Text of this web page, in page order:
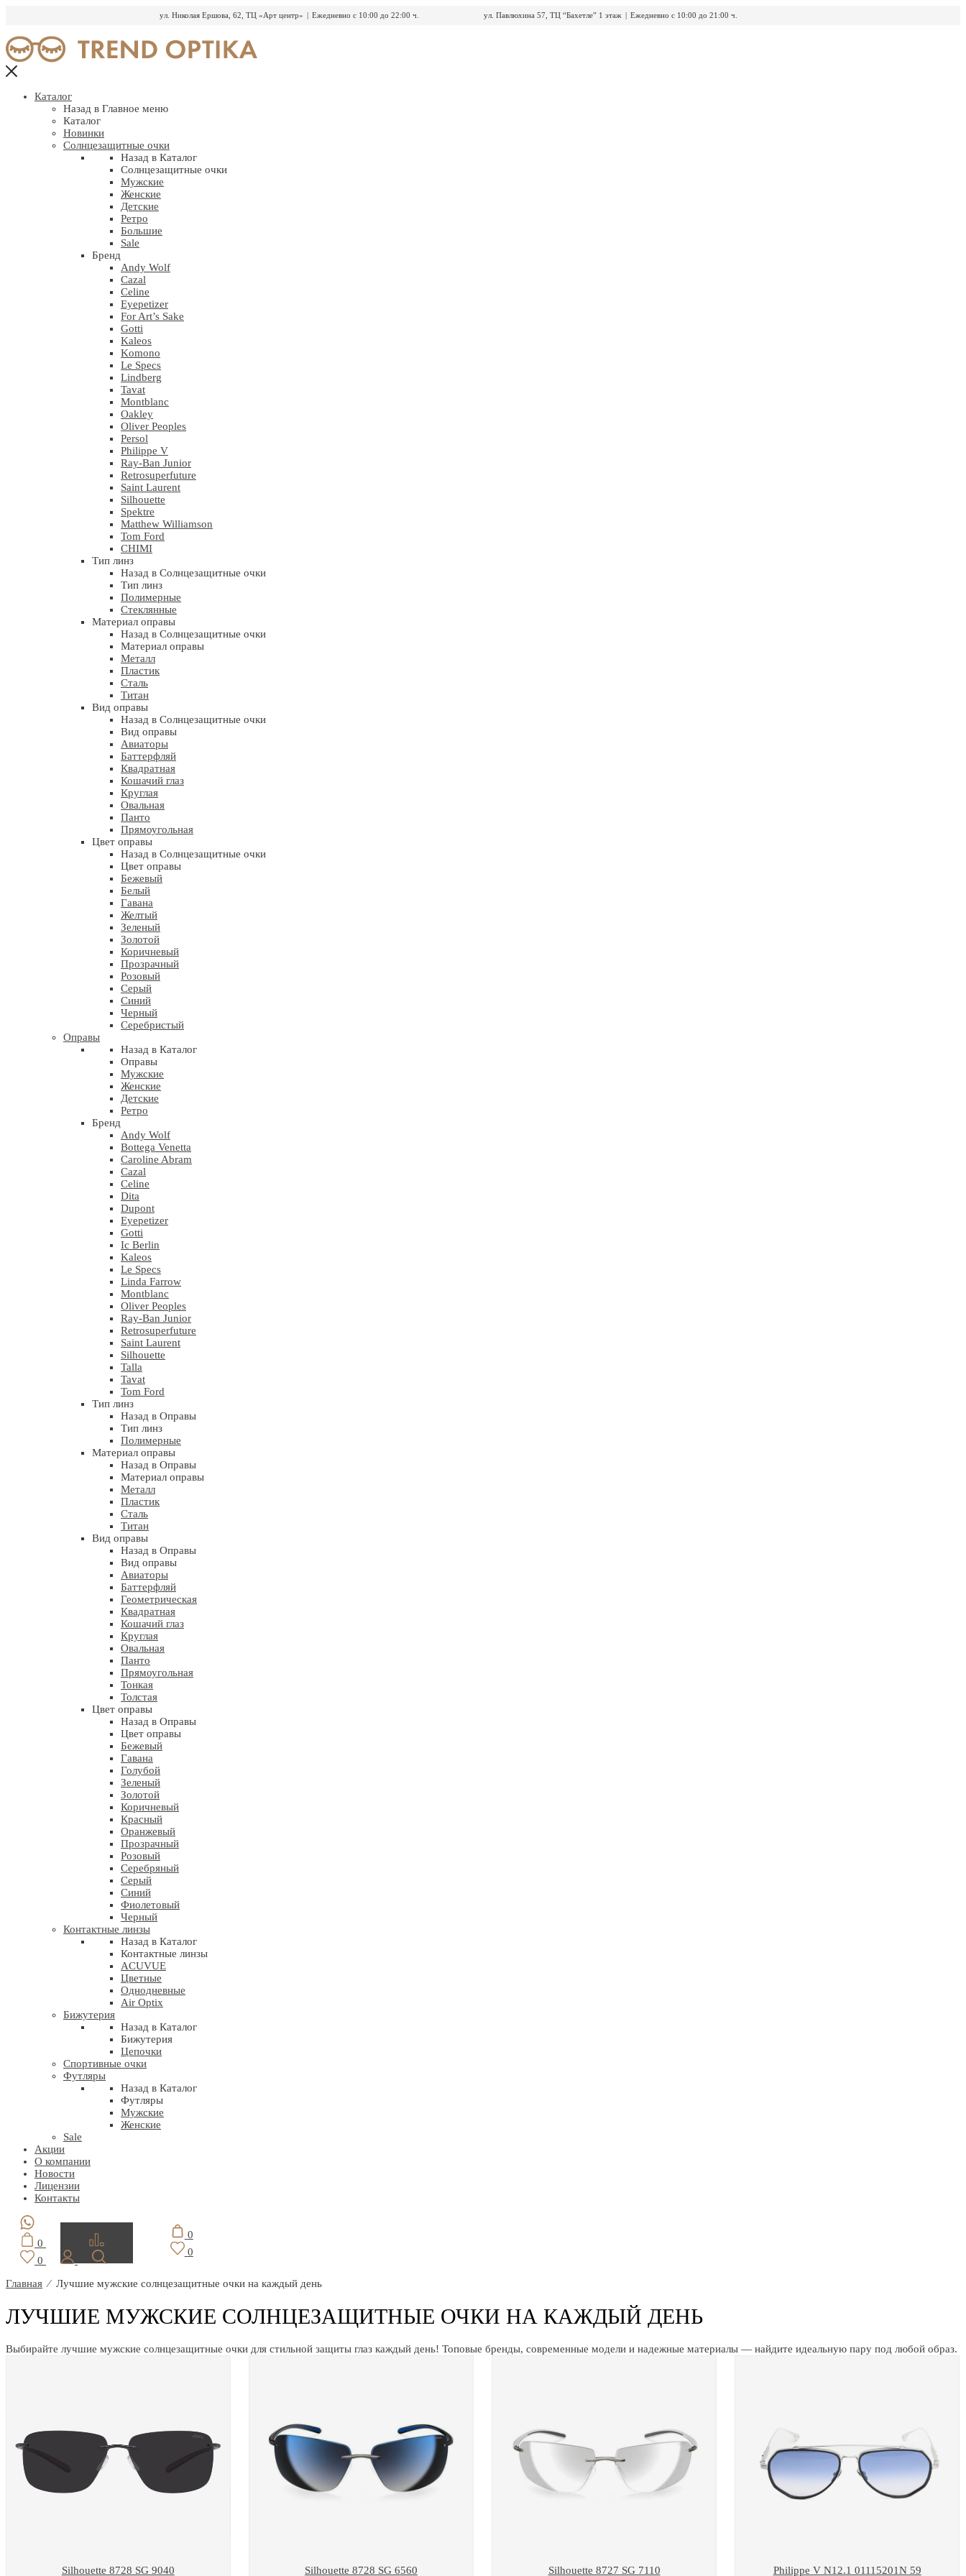
ул. Николая Ершова, 62, ТЦ «Арт центр» | Ежедневно с 10:00 до 22:00 ч. ул. Павлюхина 57, ТЦ “Бахетле” 1 этаж | Ежедневно с 10:00 до 21:00 ч.
к
содержимому
Каталог
Назад в Главное меню
Каталог
Новинки
Солнцезащитные очки
Назад в Каталог
Солнцезащитные очки
Мужские
Женские
Детские
Ретро
Большие
Sale
Бренд
Andy Wolf
Cazal
Celine
Eyepetizer
For Art’s Sake
Gotti
Kaleos
Komono
Le Specs
Lindberg
Tavat
Montblanc
Oakley
Oliver Peoples
Persol
Philippe V
Ray-Ban Junior
Retrosuperfuture
Saint Laurent
Silhouette
Spektre
Matthew Williamson
Tom Ford
CHIMI
Тип линз
Назад в Солнцезащитные очки
Тип линз
Полимерные
Стеклянные
Материал оправы
Назад в Солнцезащитные очки
Материал оправы
Металл
Пластик
Сталь
Титан
Вид оправы
Назад в Солнцезащитные очки
Вид оправы
Авиаторы
Баттерфляй
Квадратная
Кошачий глаз
Круглая
Овальная
Панто
Прямоугольная
Цвет оправы
Назад в Солнцезащитные очки
Цвет оправы
Бежевый
Белый
Гавана
Желтый
Зеленый
Золотой
Коричневый
Прозрачный
Розовый
Серый
Синий
Черный
Серебристый
Оправы
Назад в Каталог
Оправы
Мужские
Женские
Детские
Ретро
Бренд
Andy Wolf
Bottega Venetta
Caroline Abram
Cazal
Celine
Dita
Dupont
Eyepetizer
Gotti
Ic Berlin
Kaleos
Le Specs
Linda Farrow
Montblanc
Oliver Peoples
Ray-Ban Junior
Retrosuperfuture
Saint Laurent
Silhouette
Talla
Tavat
Tom Ford
Тип линз
Назад в Оправы
Тип линз
Полимерные
Материал оправы
Назад в Оправы
Материал оправы
Металл
Пластик
Сталь
Титан
Вид оправы
Назад в Оправы
Вид оправы
Авиаторы
Баттерфляй
Геометрическая
Квадратная
Кошачий глаз
Круглая
Овальная
Панто
Прямоугольная
Тонкая
Толстая
Цвет оправы
Назад в Оправы
Цвет оправы
Бежевый
Гавана
Голубой
Зеленый
Золотой
Коричневый
Красный
Оранжевый
Прозрачный
Розовый
Серебряный
Серый
Синий
Фиолетовый
Черный
Контактные линзы
Назад в Каталог
Контактные линзы
ACUVUE
Цветные
Однодневные
Air Optix
Бижутерия
Назад в Каталог
Бижутерия
Цепочки
Спортивные очки
Футляры
Назад в Каталог
Футляры
Мужские
Женские
Sale
Акции
О компании
Новости
Лицензии
Контакты
0
0
0
0
Главная ⁄ Лучшие мужские солнцезащитные очки на каждый день
ЛУЧШИЕ МУЖСКИЕ СОЛНЦЕЗАЩИТНЫЕ ОЧКИ НА КАЖДЫЙ ДЕНЬ
Выбирайте лучшие мужские солнцезащитные очки для стильной защиты глаз каждый день! Топовые бренды, современные модели и надежные материалы — найдите идеальную пару под любой образ.
Silhouette 8728 SG 9040 Silhouette 8728 SG 6560 Silhouette 8727 SG 7110 Philippe V N12.1 01115201N 59